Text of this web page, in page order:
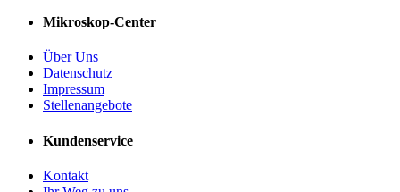
Mikroskop-Center
Über Uns
Datenschutz
Impressum
Stellenangebote
Kundenservice
Kontakt